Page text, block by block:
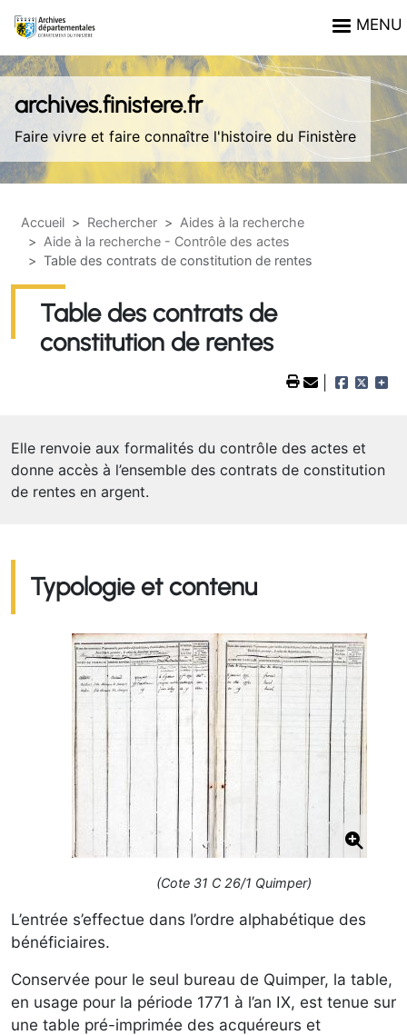
archives.finistere.fr
Faire vivre et faire connaître l'histoire du Finistère
MENU
Accueil Rechercher
Aides à la recherche
Aide à la recherche - Contrôle des actes
Table des contrats de constitution de rentes
Table des contrats de
constitution de rentes
Elle renvoie aux formalités du contrôle des actes et
donne accès à l’ensemble des contrats de constitution
de rentes en argent.
Typologie et contenu
(Cote 31 C 26/1 Quimper)
L’entrée s’effectue dans l’ordre alphabétique des
bénéficiaires.
Conservée pour le seul bureau de Quimper, la table,
en usage pour la période 1771 à l’an IX, est tenue sur
une table pré-imprimée des acquéreurs et
Panneau de gestion des cookies